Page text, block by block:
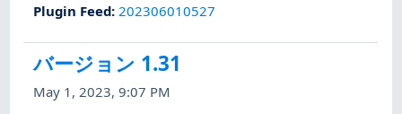
Plugin Feed: 202306010527
バージョン 1.31
May 1, 2023, 9:07 PM